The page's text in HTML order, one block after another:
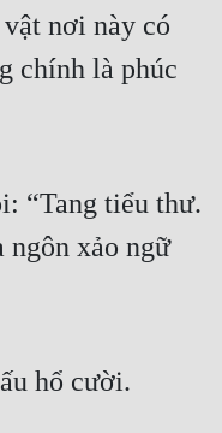
nơi này có
chính là phúc
“Tang tiểu thư.
xảo ngữ
hổ cười.